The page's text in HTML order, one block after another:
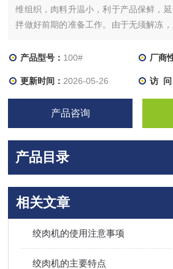
维组织，肉料升温小，利于产品保鲜，
拌做好前期的准备工作。由于无须解冻
纤维组织结构。无需解冻，减少肉的营养
产品型号： 100# 厂商
更新时间： 2026-05-26 访 问
产品咨询
产品目录
相关文章
绞肉机的使用注意事项
绞肉机的主要特点